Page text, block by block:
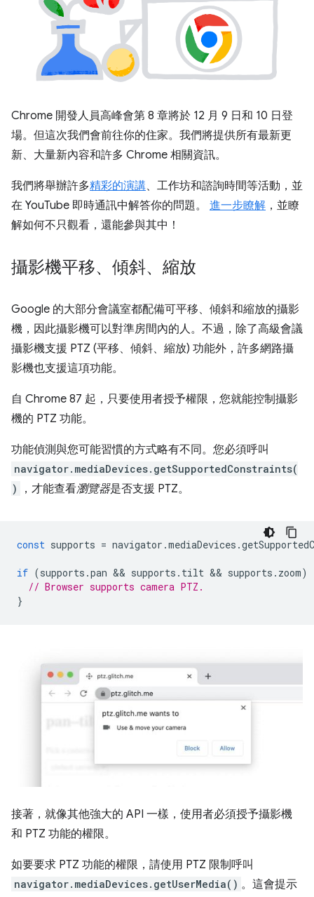
Chrome 開發人員高峰會第 8 章將於 12 月 9 日和 10 日登
場。但這次我們會前往你的住家。我們將提供所有最新更
新、大量新內容和許多 Chrome 相關資訊。
我們將舉辦許多精彩的演講、工作坊和諮詢時間等活動，並
在 YouTube 即時通訊中解答你的問題。 進一步瞭解 ，並瞭
解如何不只觀看，還能參與其中！
攝影機平移、傾斜、縮放
Google 的大部分會議室都配備可平移、傾斜和縮放的攝影
機，因此攝影機可以對準房間內的人。不過，除了高級會議
攝影機支援 PTZ (平移、傾斜、縮放) 功能外，許多網路攝
影機也支援這項功能。
自 Chrome 87 起，只要使用者授予權限，您就能控制攝影
機的 PTZ 功能。
功能偵測與您可能習慣的方式略有不同。您必須呼叫
navigator.mediaDevices.getSupportedConstraints(
)
，才能查看瀏覽器是否支援 PTZ。
const supports = navigator .mediaDevices .
if (supports .pan && supports . tilt && supports . zoom)
// Browser supports camera PTZ.
}
接著，就像其他強大的 API 一樣，使用者必須授予攝影機
和 PTZ 功能的權限。
如要要求 PTZ 功能的權限，請使用 PTZ 限制呼叫
navigator.mediaDevices.getUserMedia() 。這會提示